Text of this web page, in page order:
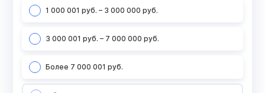
1 000 001 руб. – 3 000 000 руб.
3 000 001 руб. – 7 000 000 руб.
Более 7 000 001 руб.